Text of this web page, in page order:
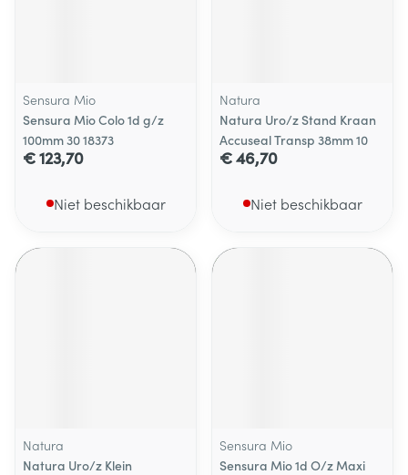
Sensura Mio
Sensura Mio Colo 1d g/z
100mm 30 18373
€ 123,70
Niet beschikbaar
Natura
Natura Uro/z Stand Kraan
Accuseal Transp 38mm 10
€ 46,70
Niet beschikbaar
Natura
Natura Uro/z Klein
Sensura Mio
Sensura Mio 1d O/z Maxi